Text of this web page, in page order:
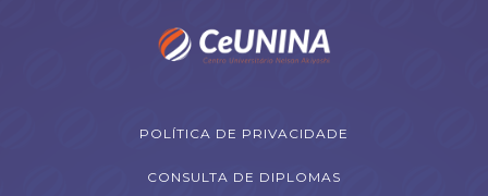
POLÍTICA DE PRIVACIDADE
CONSULTA DE DIPLOMAS